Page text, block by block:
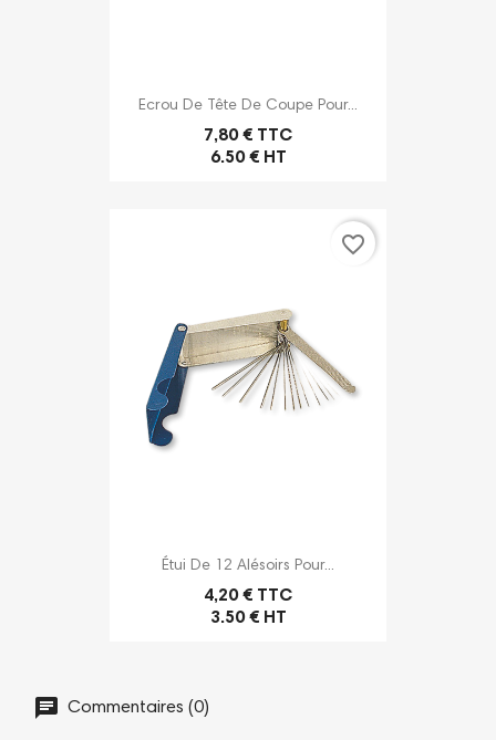
Ecrou De Tête De Coupe Pour...
7,80 € TTC
6.50 € HT
Étui De 12 Alésoirs Pour...
4,20 € TTC
3.50 € HT
favorite_border
Commentaires (0)